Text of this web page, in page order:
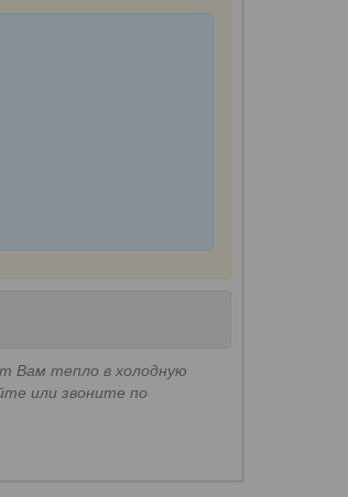
Вам тепло в холодную
или звоните по